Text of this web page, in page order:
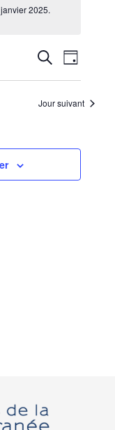
2025.
Recherche
et
navigation
Recherche
de
vues
Jour
Jour suivant